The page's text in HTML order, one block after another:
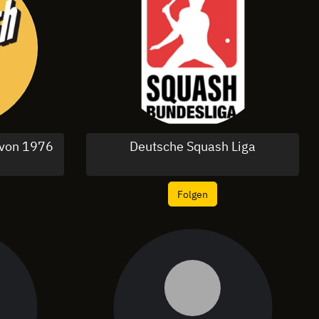
1976 Deutsche Squash Liga
Folgen